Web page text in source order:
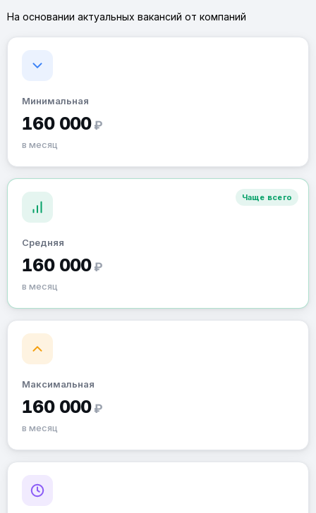
На основании актуальных вакансий от компаний
Минимальная
160 000 ₽
в месяц
Чаще всего
Средняя
160 000 ₽
в месяц
Максимальная
160 000 ₽
в месяц